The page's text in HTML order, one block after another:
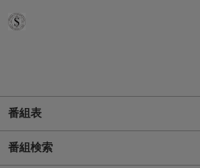
番組表
番組検索